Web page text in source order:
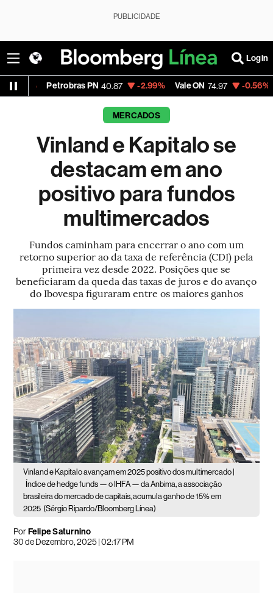
PUBLICIDADE
Login
PN 40.87 -2.99% Vale ON 74.97 -0.56% Itaú PN
MERCADOS
Vinland e Kapitalo se
destacam em ano
positivo para fundos
multimercados
Fundos caminham para encerrar o ano com um
retorno superior ao da taxa de referência (CDI) pela
primeira vez desde 2022. Posições que se
beneficiaram da queda das taxas de juros e do avanço
do Ibovespa figuraram entre os maiores ganhos
Vinland e Kapitalo avançam em 2025 positivo dos multimercado |
Índice de hedge funds — o IHFA — da Anbima, a associação
brasileira do mercado de capitais, acumula ganho de 15% em
2025 (Sérgio Ripardo/Bloomberg Línea)
PorFelipe Saturnino
30 de Dezembro, 2025 | 02:17 PM